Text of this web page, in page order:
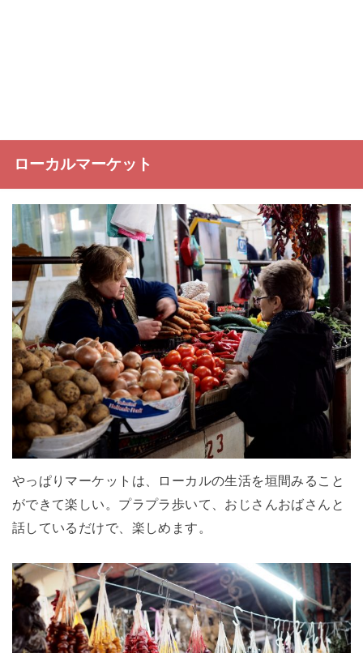
ローカルマーケット
やっぱりマーケットは、ローカルの生活を垣間みること
ができて楽しい。プラプラ歩いて、おじさんおばさんと
話しているだけで、楽しめます。